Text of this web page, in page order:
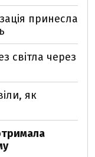
принесла
світла через
як